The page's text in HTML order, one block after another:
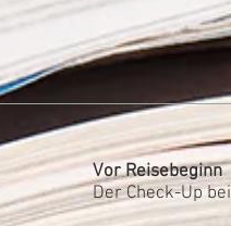
Vor Reisebeginn
Der Check-Up